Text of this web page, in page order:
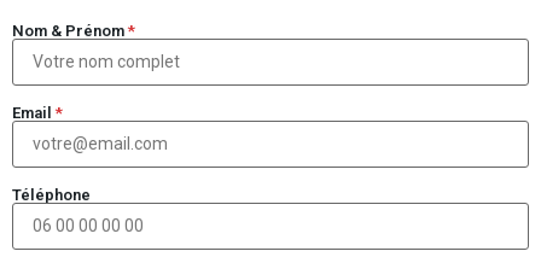
Nom & Prénom *
Email *
Téléphone